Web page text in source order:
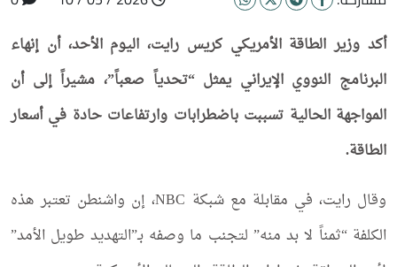
أكد وزير الطاقة الأمريكي كريس رايت، اليوم الأحد، أن إنهاء
البرنامج النووي الإيراني يمثل “تحدياً صعباً”، مشيراً إلى أن
المواجهة الحالية تسببت باضطرابات وارتفاعات حادة في أسعار
الطاقة.
وقال رايت، في مقابلة مع شبكة NBC، إن واشنطن تعتبر هذه
الكلفة “ثمناً لا بد منه” لتجنب ما وصفه بـ”التهديد طويل الأمد”